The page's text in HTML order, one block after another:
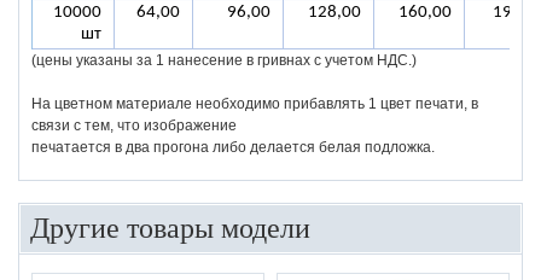
10000
шт
64,00 96,00 128,00 160,00
(цены указаны за 1 нанесение в гривнах с учетом НДС.)
На цветном материале необходимо прибавлять 1 цвет печати, в
связи с тем, что изображение
печатается в два прогона либо делается белая подложка.
Другие товары модели